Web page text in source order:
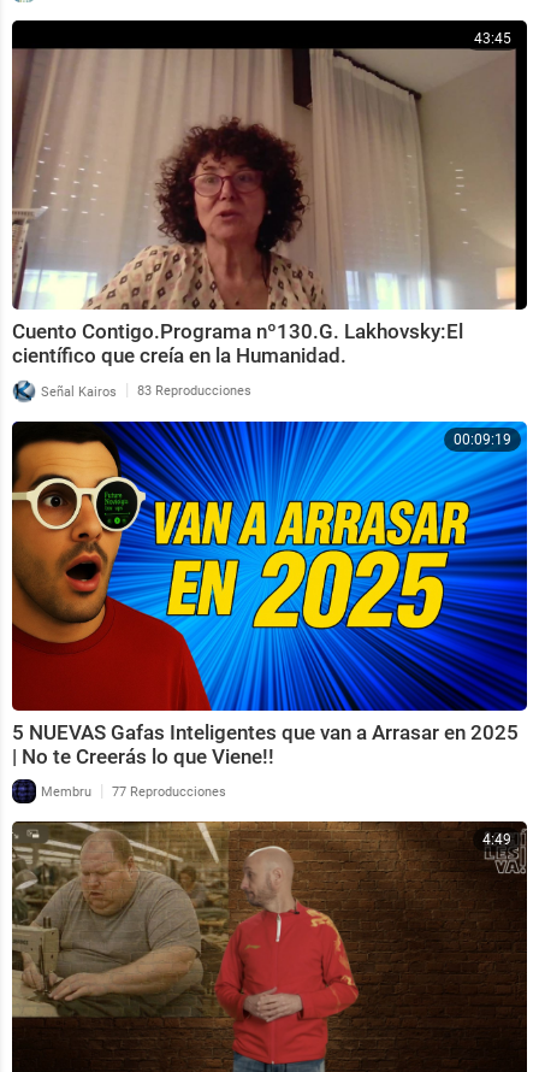
43:45
Cuento Contigo.Programa nº130.G. Lakhovsky:El
científico que creía en la Humanidad.
Señal Kairos | 83 Reproducciones
00:09:19
5 NUEVAS Gafas Inteligentes que van a Arrasar en 2025
| No te Creerás lo que Viene!!
Membru | 77 Reproducciones
4:49